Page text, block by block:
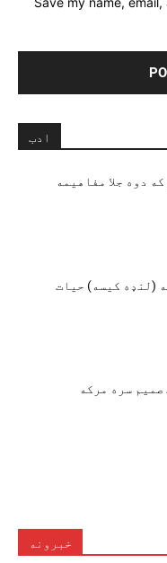
ادب
دوه جلا مفاهيمه
(لنډه کیسه) حیات
سره مرکه
خبرونه